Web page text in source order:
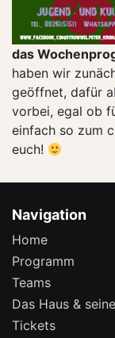
das
haben wir
geöffnet, dafür
vorbei, egal ob
einfach so zum
euch!
Navigation
Home
Programm
Teams
Das Haus &
Tickets